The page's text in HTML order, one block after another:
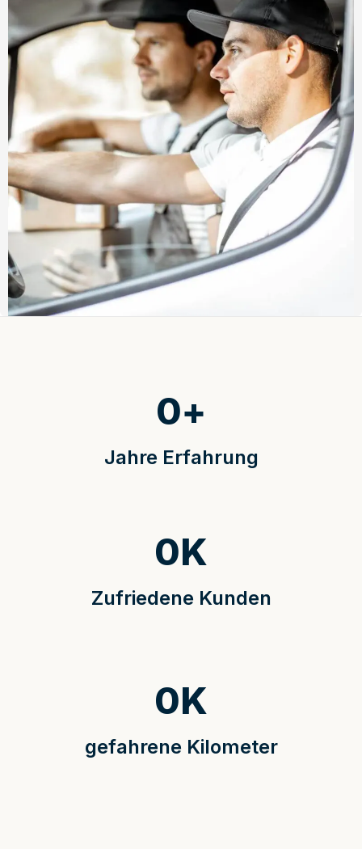
Jahre Erfahrung
0+
Zufriedene Kunden
0K
gefahrene Kilometer
0K